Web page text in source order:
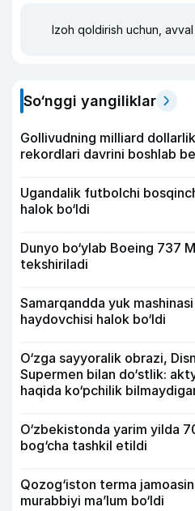
Izoh qoldirish uchun, avval
So‘nggi yangiliklar
Gollivudning milliard
rekordlari davrini boshlab
Ugandalik futbolchi
halok bo‘ldi
Dunyo bo‘ylab Boeing 737
tekshiriladi
Samarqandda yuk
haydovchisi halok bo‘ldi
O‘zga sayyoralik obrazi,
Supermen bilan do‘stlik:
haqida ko‘pchilik
O‘zbekistonda yarim yilda
bog‘cha tashkil etildi
Qozog‘iston terma
murabbiyi ma’lum bo‘ldi